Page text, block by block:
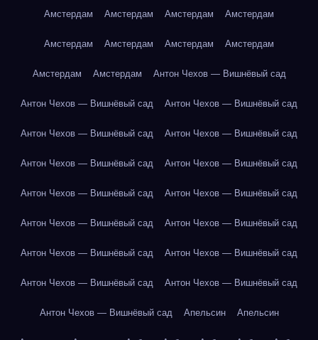
Амстердам Амстердам Амстердам Амстердам
Амстердам Амстердам Амстердам Амстердам
Амстердам Амстердам Антон Чехов — Вишнёвый сад
Антон Чехов — Вишнёвый сад Антон Чехов — Вишнёвый сад
Антон Чехов — Вишнёвый сад Антон Чехов — Вишнёвый сад
Антон Чехов — Вишнёвый сад Антон Чехов — Вишнёвый сад
Антон Чехов — Вишнёвый сад Антон Чехов — Вишнёвый сад
Антон Чехов — Вишнёвый сад Антон Чехов — Вишнёвый сад
Антон Чехов — Вишнёвый сад Антон Чехов — Вишнёвый сад
Антон Чехов — Вишнёвый сад Антон Чехов — Вишнёвый сад
Антон Чехов — Вишнёвый сад Апельсин Апельсин